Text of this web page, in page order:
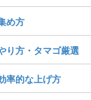
め方
り方・タマゴ厳選
率的な上げ方